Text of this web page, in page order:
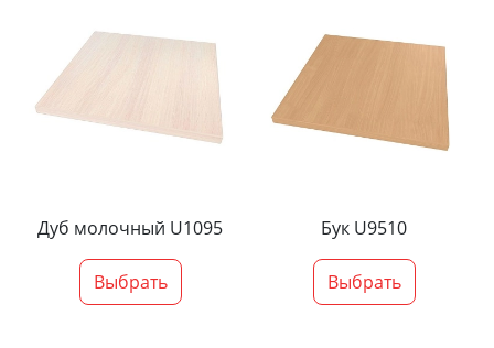
Дуб молочный U1095
Выбрать
Бук U9510
Выбрать